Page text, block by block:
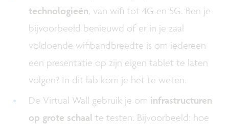
technologieën, van wifi tot 4G en 5G. Ben je
bijvoorbeeld benieuwd of er in je zaal
voldoende wifibandbreedte is om iedereen
een presentatie op zijn eigen tablet te laten
volgen? In dit lab kom je het te weten.
De Virtual Wall gebruik je om infrastructuren
op grote schaalte testen. Bijvoorbeeld: hoe